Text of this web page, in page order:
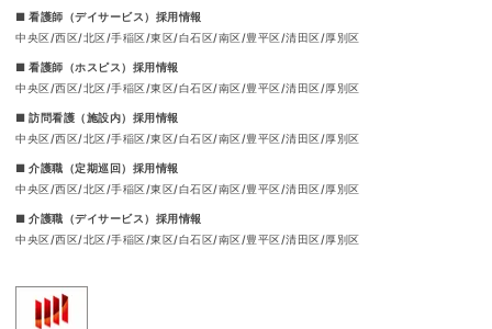
■ 介護職（定期巡回）採用情報
中央区 西区 北区 手稲区 東区 白石区 南区 豊平区 清田区 厚別区
■ 介護職（デイサービス）採用情報
中央区 西区 北区 手稲区 東区 白石区 南区 豊平区 清田区 厚別区
■ 訪問看護（施設内）採用情報
中央区 西区 北区 手稲区 東区 白石区 南区 豊平区 清田区 厚別区
■ 看護師（デイサービス）採用情報
中央区 西区 北区 手稲区 東区 白石区 南区 豊平区 清田区 厚別区
■ 看護師（ホスピス）採用情報
中央区 西区 北区 手稲区 東区 白石区 南区 豊平区 清田区 厚別区